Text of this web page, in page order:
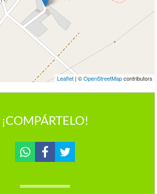
Leaflet| ©OpenStreetMapcontributors
¡COMPÁRTELO!